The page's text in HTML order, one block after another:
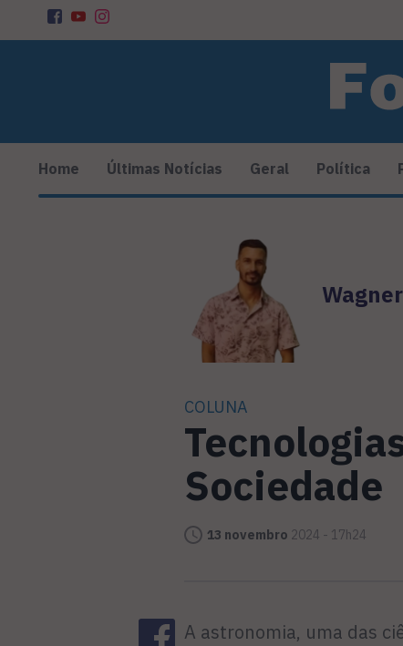
Home Últimas Notícias Geral Política
COLUNA
Sociedade
13 novembro 2024 - 17h24
A astronomia, uma das